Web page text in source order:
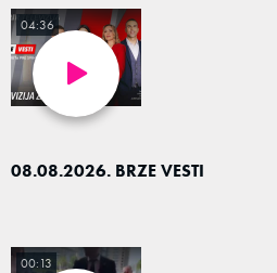
08.08.2026. BRZE VESTI
04:36
00:13